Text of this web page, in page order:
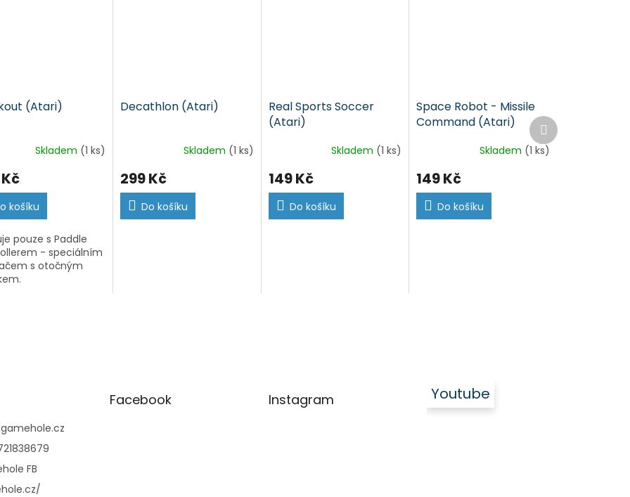
(Atari)
Skladem (1 ks)
košíku
pouze s Paddle
- speciálním
s otočným
Decathlon (Atari)
Skladem (1 ks)
299 Kč
Do košíku
Real Sports Soccer
(Atari)
Skladem (1 ks)
149 Kč
Do košíku
Space Robot - Missile
Command (Atari)
Skladem (1 ks)
149 Kč
Do košíku
Další
produkt
gamehole.cz
FB
Facebook Instagram Youtube